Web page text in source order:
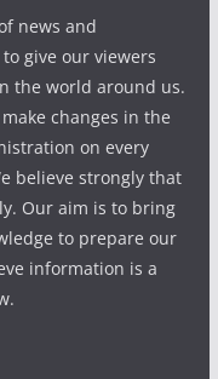
news and
give our viewers
the world around us.
changes in the
on every
believe strongly that
Our aim is to bring
to prepare our
information is a